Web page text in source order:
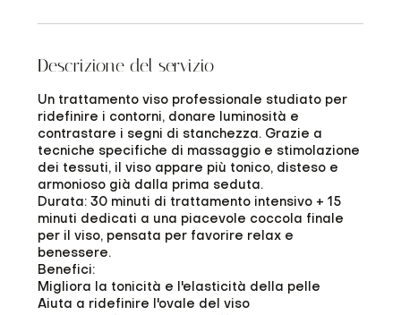
Descrizione del servizio
Un trattamento viso professionale studiato per
ridefinire i contorni, donare luminosità e
contrastare i segni di stanchezza. Grazie a
tecniche specifiche di massaggio e stimolazione
dei tessuti, il viso appare più tonico, disteso e
armonioso già dalla prima seduta.
Durata: 30 minuti di trattamento intensivo + 15
minuti dedicati a una piacevole coccola finale
per il viso, pensata per favorire relax e
benessere.
Benefici:
Migliora la tonicità e l'elasticità della pelle
Aiuta a ridefinire l'ovale del viso